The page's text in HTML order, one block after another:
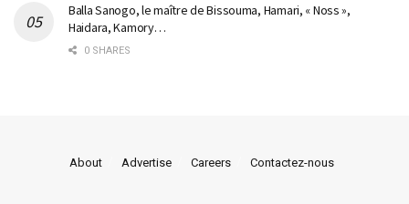
Balla Sanogo, le maître de Bissouma, Hamari, « Noss »,
Haidara, Kamory…
0 SHARES
About Advertise Careers Contactez-nous